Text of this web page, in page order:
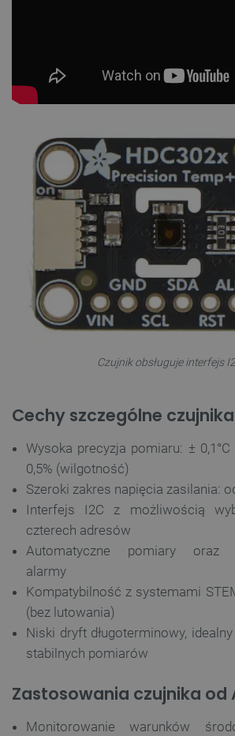
Czujnik obsługuje interfejs
Cechy szczególne czujnika
Wysoka precyzja pomiaru: ±
0,5% (wilgotność)
Szeroki zakres napięcia zasilania:
Interfejs I2C z możliwością
czterech adresów
Automatyczne pomiary oraz
alarmy
Kompatybilność z systemami
(bez lutowania)
Niski dryft długoterminowy,
stabilnych pomiarów
Zastosowania czujnika od
Monitorowanie warunków